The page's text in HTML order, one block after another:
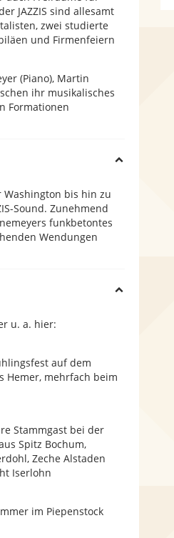
JAZZIS sind allesamt
zwei studierte
und Firmenfeiern
(Piano), Martin
ihr musikalisches
Formationen
Washington bis hin zu
Sound. Zunehmend
funkbetontes
Wendungen
u. a. hier:
auf dem
Hemer, mehrfach beim
Stammgast bei der
Spitz Bochum,
Zeche Alstaden
Iserlohn
im Piepenstock